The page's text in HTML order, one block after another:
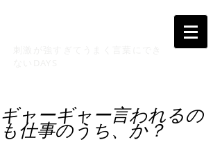
ギャーギャー言われるの
も仕事のうち、か？